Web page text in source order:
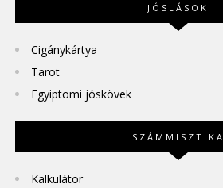
JÓSLÁSOK
Cigánykártya
Tarot
Egyiptomi jóskövek
SZÁMMISZTIKA
Kalkulátor